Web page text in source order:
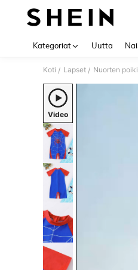
Kategoriat Uutta
Koti / Lapset / Nuorten
Video